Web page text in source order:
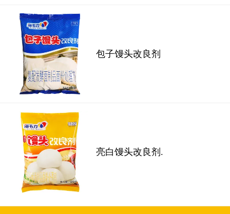
包子馒头改良剂
亮白馒头改良剂.